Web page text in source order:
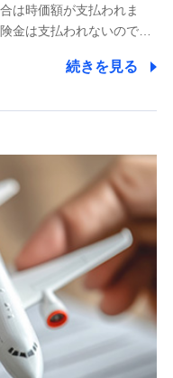
は時価額が支払われま
金は支払われないので…
続きを見る